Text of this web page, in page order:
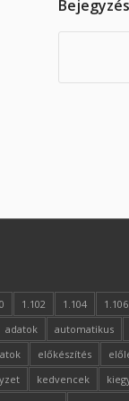
1.102 1.104 1.106
adatok automatikus
előkészítés
kedvencek